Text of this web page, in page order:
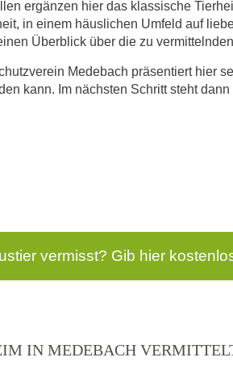
ergänzen hier das klassische
in einem häuslichen Umfeld auf
Überblick über die zu
Medebach präsentiert hier
kann. Im nächsten Schritt steht
vermisst? Gib hier
IN MEDEBACH